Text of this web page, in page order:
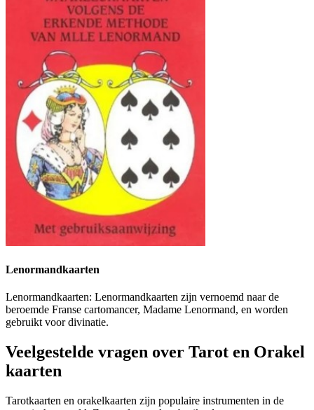
Lenormandkaarten
Lenormandkaarten: Lenormandkaarten zijn vernoemd naar de
beroemde Franse cartomancer, Madame Lenormand, en worden
gebruikt voor divinatie.
Veelgestelde vragen over Tarot en Orakel
kaarten
Tarotkaarten en orakelkaarten zijn populaire instrumenten in de